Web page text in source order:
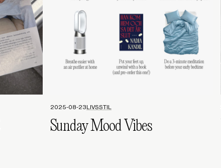
2025-08-23 LIVSSTIL
Sunday Mood Vibes